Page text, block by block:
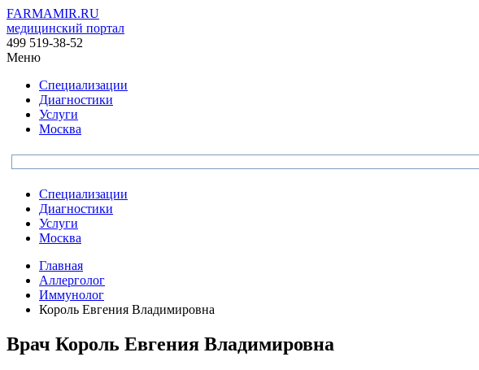
FARMAMIR.RU
медицинский портал
499 519-38-52
Меню
Специализации
Диагностики
Услуги
Москва
Специализации
Диагностики
Услуги
Москва
Главная
Аллерголог
Иммунолог
Король Евгения Владимировна
Врач Король Евгения Владимировна